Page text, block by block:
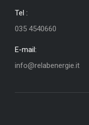
Tel :
035 4540660
E-mail:
info@relabenergie.it